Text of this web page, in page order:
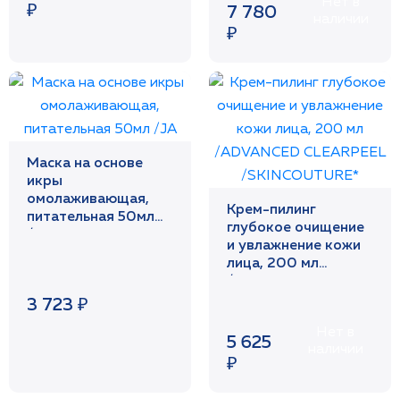
₽
7 780
₽
Маска на основе
икры
омолаживающая,
питательная 50мл
3 723 ₽
Крем-пилинг
глубокое очищение
и увлажнение кожи
лица, 200 мл
5 625
₽